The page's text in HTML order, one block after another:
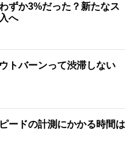
ずか3%だった？新たなス
へ
トバーンって渋滞しない
ードの計測にかかる時間は